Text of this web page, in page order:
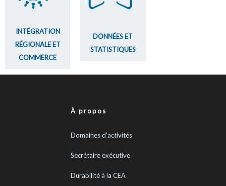
INTÉGRATION
RÉGIONALE ET
COMMERCE
DONNÉES ET
STATISTIQUES
À propos
Domaines d’activités
Secrétaire exécutive
Durabilité à la CEA